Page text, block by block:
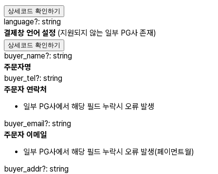
상세코드 확인하기
language?: string
결제창 언어 설정 (지원되지 않는 일부 PG사 존재)
상세코드 확인하기
buyer_name?: string
주문자명
buyer_tel?: string
주문자 연락처
일부 PG사에서 해당 필드 누락시 오류 발생
buyer_email?: string
주문자 이메일
일부 PG사에서 해당 필드 누락시 오류 발생(페이먼트월)
buyer_addr?: string